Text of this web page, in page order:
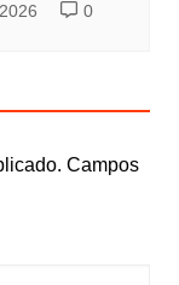
0
Campos